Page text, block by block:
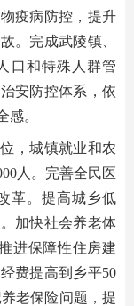
疫病防控，提升
。完成武陵镇、
口和特殊人群管
安防控体系，依
感。
，城镇就业和农
人。完善全民医
革。提高城乡低
加快社会养老体
进保障性住房建
费提高到乡平50
老保险问题，提